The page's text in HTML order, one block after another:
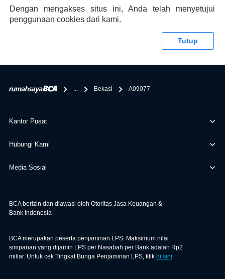
memberikan keuntungan yang berlipat, persyaratan
pengajuan KPR BCA juga sangat mudah, kamu bisa cek
tentang properti disini BCA hanya sebagai pihak
bertanggung jawab terhadap informasi yang rekanan
Dengan mengakses situs ini, Anda telah menyetujui
penggunaan cookies dari kami.
Tutup
... Bekasi A09077
Kantor Pusat
Hubungi Kami
Media Sosial
BCA berizin dan diawasi oleh Otoritas Jasa Keuangan &
Bank Indonesia
BCA merupakan peserta penjaminan LPS. Maksimum nilai
simpanan yang dijamin LPS per Nasabah per Bank adalah Rp2
miliar. Untuk cek Tingkat Bunga Penjaminan LPS, klik di sini.